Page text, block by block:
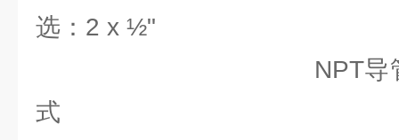
选：2 x ½"
NPT导管 入 口
式